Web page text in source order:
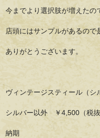
今までより選択肢が増えたの
店頭にはサンプルがあるので
ありがとうございます。
ヴィンテージスティール（
シルバー以外 ￥4,500（税抜
納期